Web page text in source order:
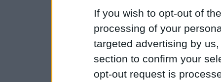
If you wish to opt-out of
processing of your
targeted advertising by
section to confirm your
opt-out request is